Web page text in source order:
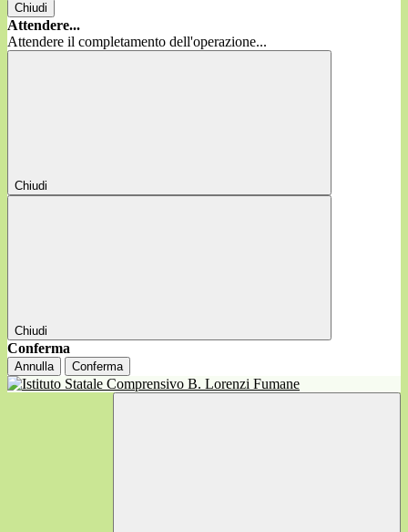
Chiudi
Attendere...
Attendere il completamento dell'operazione...
Chiudi
Chiudi
Conferma
Annulla Conferma